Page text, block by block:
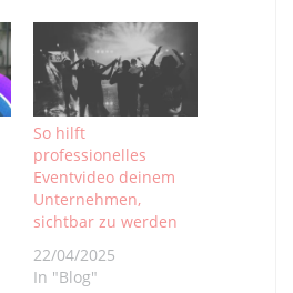
So hilft
professionelles
Eventvideo deinem
Unternehmen,
sichtbar zu werden
22/04/2025
In "Blog"